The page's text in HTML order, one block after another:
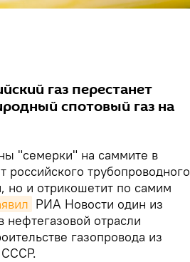
газ перестанет
спотовый газ на
"семерки" на саммите в
трубопроводного
но и отрикошетит по самим
РИА Новости один из
нефтегазовой отрасли
газопровода из